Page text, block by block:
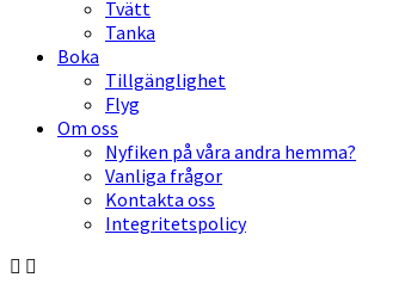
Tvätt
Tanka
Boka
Tillgänglighet
Flyg
Om oss
Nyfiken på våra andra hemma?
Vanliga frågor
Kontakta oss
Integritetspolicy